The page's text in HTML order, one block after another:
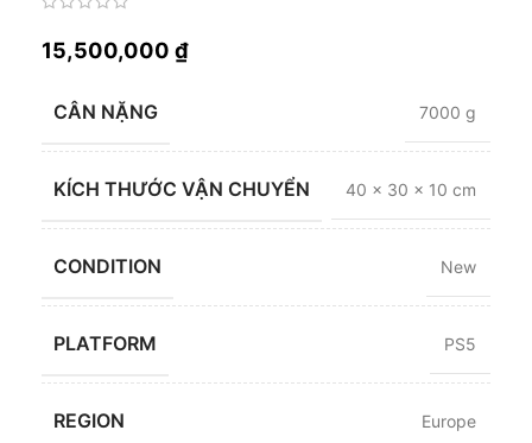
15,500,000 ₫
CÂN NẶNG 7000 g
KÍCH THƯỚC VẬN CHUYỂN 40 × 30 × 10 cm
CONDITION New
PLATFORM PS5
REGION Europe